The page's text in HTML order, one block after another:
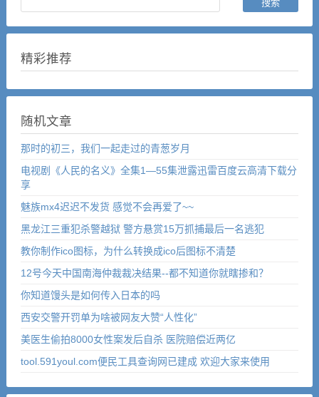
精彩推荐
随机文章
那时的初三，我们一起走过的青葱岁月
电视剧《人民的名义》全集1—55集泄露迅雷百度云高清下载分
享
魅族mx4迟迟不发货 感觉不会再爱了~~
黑龙江三重犯杀警越狱 警方悬赏15万抓捕最后一名逃犯
教你制作ico图标，为什么转换成ico后图标不清楚
12号今天中国南海仲裁裁决结果--都不知道你就瞎掺和？
你知道馒头是如何传入日本的吗
西安交警开罚单为啥被网友大赞“人性化”
美医生偷拍8000女性案发后自杀 医院赔偿近两亿
tool.591youl.com便民工具查询网已建成 欢迎大家来使用